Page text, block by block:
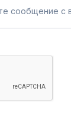
сообщение с